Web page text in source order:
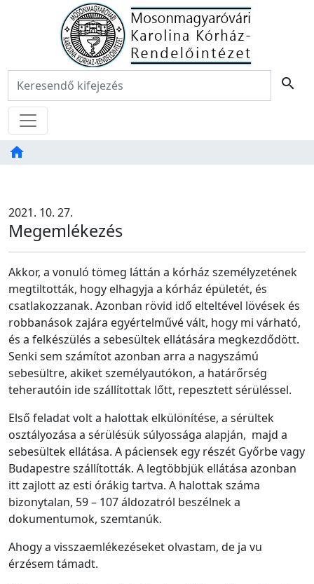
Főoldal
Keresés: search
Menü
home
TAB
2021. 10. 27.
Megemlékezés
Akkor, a vonuló tömeg láttán a kórház személyzetének
megtiltották, hogy elhagyja a kórház épületét, és
csatlakozzanak. Azonban rövid idő elteltével lövések és
robbanások zajára egyértelművé vált, hogy mi várható,
és a felkészülés a sebesültek ellátására megkezdődött.
Senki sem számítot azonban arra a nagyszámú
sebesültre, akiket személyautókon, a határőrség
teherautóin ide szállítottak lőtt, repesztett sérüléssel.
Első feladat volt a halottak elkülönítése, a sérültek
osztályozása a sérülésük súlyossága alapján, majd a
sebesültek ellátása. A páciensek egy részét Győrbe vagy
Budapestre szállították. A legtöbbjük ellátása azonban
itt zajlott az esti órákig tartva. A halottak száma
bizonytalan, 59 – 107 áldozatról beszélnek a
dokumentumok, szemtanúk.
Ahogy a visszaemlékezéseket olvastam, de ja vu
érzésem támadt.